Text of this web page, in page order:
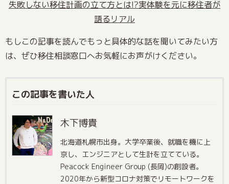
失敗しない移住計画の立て方とは!?実体験を元に移住者が
語るリアル
もしこの記事を読んでもっと具体的な話を聞いてみたい方
は、ぜひ移住相談窓口へお気軽にお声がけください。
この記事を書いた人
木下博貴
北海道札幌市出身。大学卒業後、就職を機に上
京し、エンジニアとして生計を立てている。
Peacock Engineer Group (長岡)の創設者。
2020年から新型コロナ対策でリモートワークを